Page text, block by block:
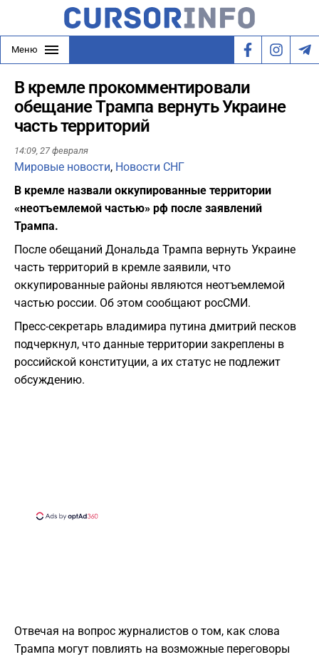
Меню
В кремле прокомментировали
обещание Трампа вернуть Украине
часть территорий
14:09, 27 февраля
Мировые новости, Новости СНГ
В кремле назвали оккупированные территории
«неотъемлемой частью» рф после заявлений
Трампа.
После обещаний Дональда Трампа вернуть Украине
часть территорий в кремле заявили, что
оккупированные районы являются неотъемлемой
частью россии. Об этом сообщают росСМИ.
Пресс-секретарь владимира путина дмитрий песков
подчеркнул, что данные территории закреплены в
российской конституции, а их статус не подлежит
обсуждению.
Отвечая на вопрос журналистов о том, как слова
Трампа могут повлиять на возможные переговоры